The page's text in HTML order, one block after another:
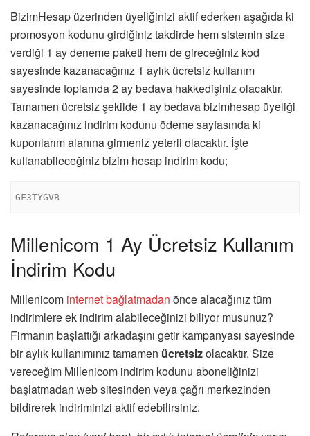
BizimHesap üzerinden üyeliğinizi aktif ederken aşağıda ki
promosyon kodunu girdiğiniz takdirde hem sistemin size
verdiği 1 ay deneme paketi hem de gireceğiniz kod
sayesinde kazanacağınız 1 aylık ücretsiz kullanım
sayesinde toplamda 2 ay bedava hakkedişiniz olacaktır.
Tamamen ücretsiz şekilde 1 ay bedava bizimhesap üyeliği
kazanacağınız indirim kodunu ödeme sayfasında ki
kuponlarım alanına girmeniz yeterli olacaktır. İşte
kullanabileceğiniz bizim hesap indirim kodu;
GF3TYGVB
Millenicom 1 Ay Ücretsiz Kullanım
İndirim Kodu
Millenicom internet bağlatmadan önce alacağınız tüm
indirimlere ek indirim alabileceğinizi biliyor musunuz?
Firmanın başlattığı arkadaşını getir kampanyası sayesinde
bir aylık kullanımınız tamamen ücretsizolacaktır. Size
vereceğim Millenicom indirim kodunu aboneliğinizi
başlatmadan web sitesinden veya çağrı merkezinden
bildirerek indiriminizi aktif edebilirsiniz.